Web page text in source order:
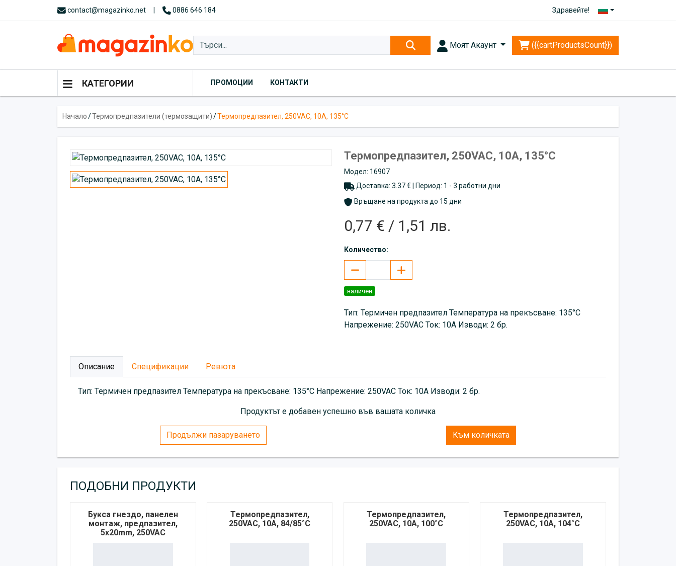
contact@magazinko.net 0886 646 184 Здравейте!
Моят Акаунт ({{cartProductsCount}})
КАТЕГОРИИ ПРОМОЦИИ КОНТАКТИ
Начало/Термопредпазители (термозащити)/Термопредпазител, 250VAC, 10A, 135°C
Термопредпазител, 250VAC, 10A, 135°C
Модел: 16907
Доставка: 3.37 € | Период: 1 - 3 работни дни
Връщане на продукта до 15 дни
0,77 € / 1,51 лв.
Количество:
наличен
Тип: Термичен предпазител Температура на прекъсване: 135°C
Напрежение: 250VAC Ток: 10A Изводи: 2 бр.
Описание Спецификации Ревюта
Тип: Термичен предпазител Температура на прекъсване: 135°C Напрежение: 250VAC Ток: 10A Изводи: 2 бр.
Продуктът е добавен успешно във вашата количка
Продължи пазаруването Към количката
ПОДОБНИ ПРОДУКТИ
Букса гнездо, панелен
монтаж, предпазител,
5x20mm, 250VAC
Термопредпазител,
250VAC, 10A, 84/85°C
Термопредпазител,
250VAC, 10A, 100°C
Термопредпазител,
250VAC, 10A, 104°C